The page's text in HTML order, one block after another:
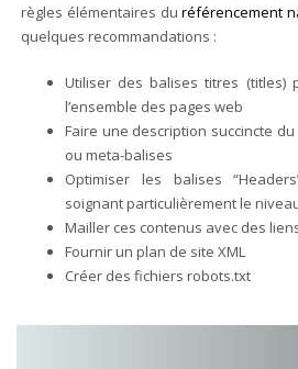
règles élémentaires duréférencement
quelques recommandations :
Utiliser des balises titres (titles)
l’ensemble des pages web
Faire une description succincte
ou meta-balises
Optimiser les balises
soignant particulièrement le
Mailler ces contenus avec des
Fournir un plan de site XML
Créer des fichiers robots.txt